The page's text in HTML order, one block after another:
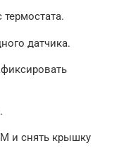
датчика.
и снять крышку